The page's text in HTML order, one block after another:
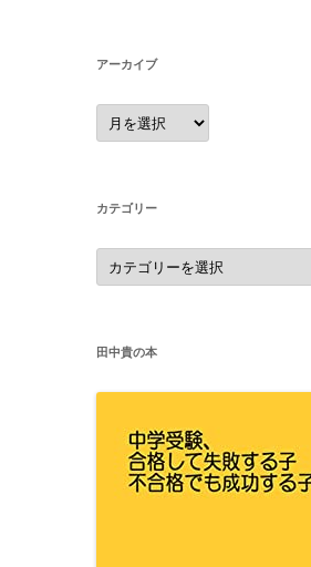
アーカイブ
ア
ー
カ
カテゴリー
カ
テ
ゴ
田中貴の本